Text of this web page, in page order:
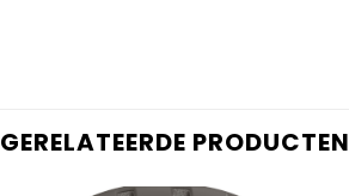
GERELATEERDE PRODUCTEN